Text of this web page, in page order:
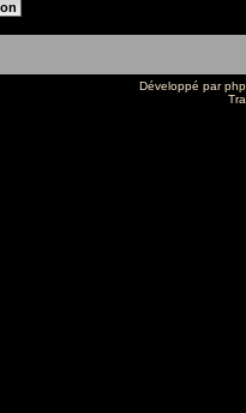
Développé par